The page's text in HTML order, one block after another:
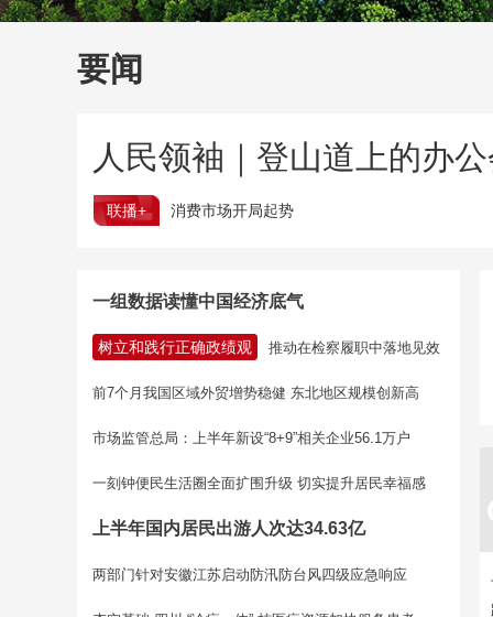
要闻
人民领袖｜登山道上的办
联播+ 消费市场开局起势
一组数据读懂中国经济底气
树立和践行正确政绩观 推动在检察履职中落地见效
前7个月我国区域外贸增势稳健 东北地区规模创新高
市场监管总局：上半年新设“8+9”相关企业56.1万户
一刻钟便民生活圈全面扩围升级 切实提升居民幸福感
上半年国内居民出游人次达34.63亿
两部门针对安徽江苏启动防汛防台风四级应急响应